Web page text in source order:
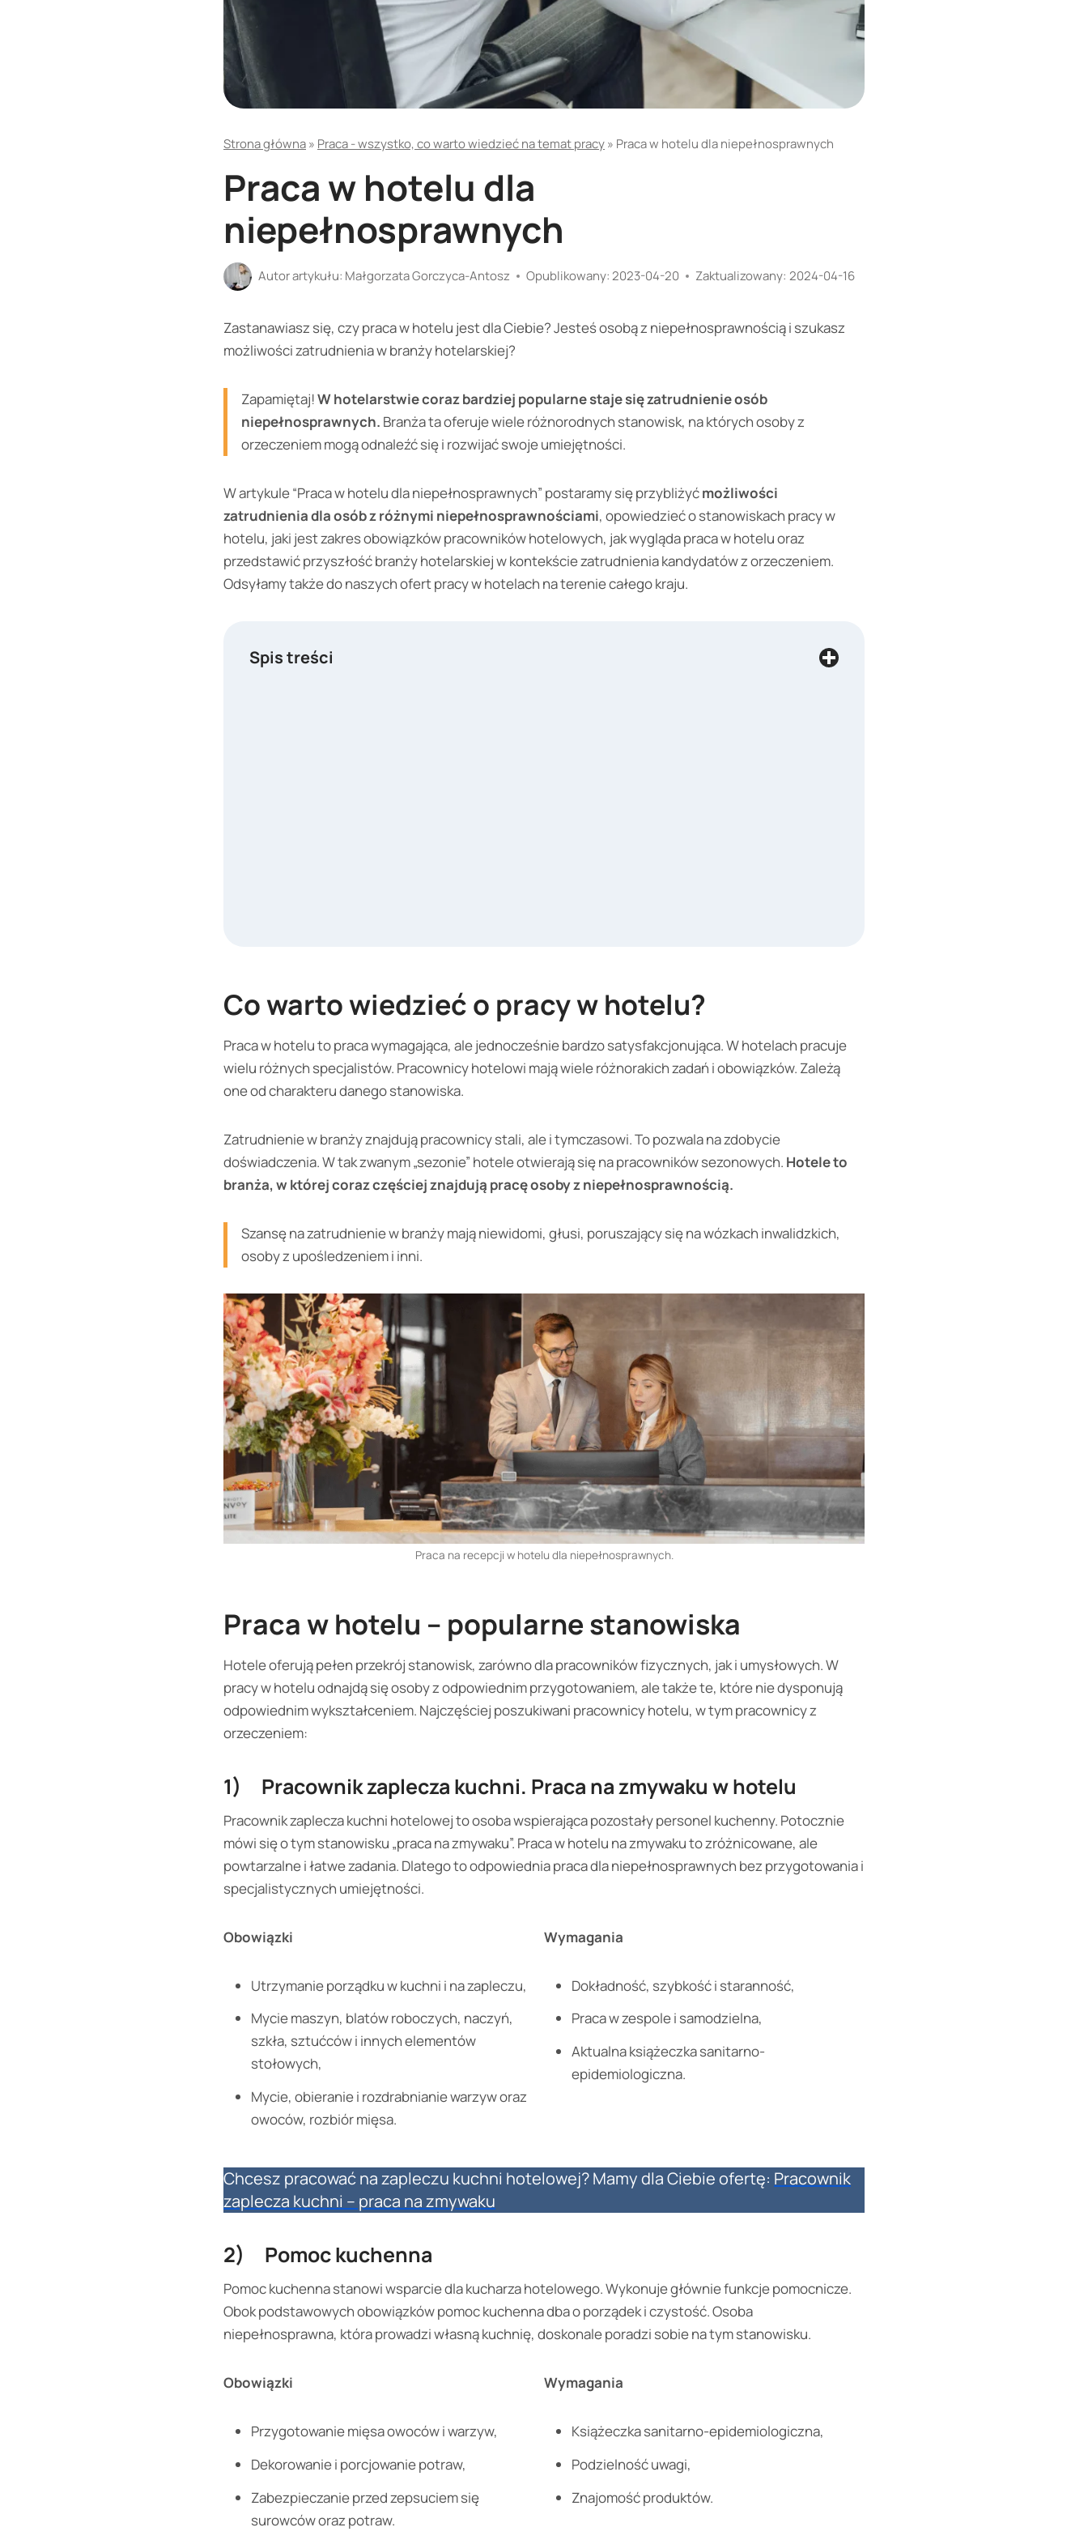
Strona główna» Praca - wszystko, co warto wiedzieć na temat pracy» Praca w hotelu dla niepełnosprawnych
Praca w hotelu dla
niepełnosprawnych
Autor artykułu: Małgorzata Gorczyca-Antosz Opublikowany: 2023-04-20 Zaktualizowany: 2024-04-16
Zastanawiasz się, czy praca w hotelu jest dla Ciebie? Jesteś osobą z niepełnosprawnością i szukasz
możliwości zatrudnienia w branży hotelarskiej?
Zapamiętaj!W hotelarstwie coraz bardziej popularne staje się zatrudnienie osób
niepełnosprawnych. Branża ta oferuje wiele różnorodnych stanowisk, na których osoby z
orzeczeniem mogą odnaleźć się i rozwijać swoje umiejętności.
W artykule “Praca w hotelu dla niepełnosprawnych” postaramy się przybliżyćmożliwości
zatrudnienia dla osób z różnymi niepełnosprawnościami, opowiedzieć o stanowiskach pracy w
hotelu, jaki jest zakres obowiązków pracowników hotelowych, jak wygląda praca w hotelu oraz
przedstawić przyszłość branży hotelarskiej w kontekście zatrudnienia kandydatów z orzeczeniem.
Odsyłamy także do naszych ofert pracy w hotelach na terenie całego kraju.
Spis treści
Co warto wiedzieć o pracy w hotelu?
Praca w hotelu to praca wymagająca, ale jednocześnie bardzo satysfakcjonująca. W hotelach pracuje
wielu różnych specjalistów. Pracownicy hotelowi mają wiele różnorakich zadań i obowiązków. Zależą
one od charakteru danego stanowiska.
Zatrudnienie w branży znajdują pracownicy stali, ale i tymczasowi. To pozwala na zdobycie
doświadczenia. W tak zwanym „sezonie” hotele otwierają się na pracowników sezonowych. Hotele to
branża, w której coraz częściej znajdują pracę osoby z niepełnosprawnością.
Szansę na zatrudnienie w branży mają niewidomi, głusi, poruszający się na wózkach inwalidzkich,
osoby z upośledzeniem i inni.
Praca na recepcji w hotelu dla niepełnosprawnych.
Praca w hotelu – popularne stanowiska
Hotele oferują pełen przekrój stanowisk, zarówno dla pracowników fizycznych, jak i umysłowych. W
pracy w hotelu odnajdą się osoby z odpowiednim przygotowaniem, ale także te, które nie dysponują
odpowiednim wykształceniem. Najczęściej poszukiwani pracownicy hotelu, w tym pracownicy z
orzeczeniem:
1) Pracownik zaplecza kuchni. Praca na zmywaku w hotelu
Pracownik zaplecza kuchni hotelowej to osoba wspierająca pozostały personel kuchenny. Potocznie
mówi się o tym stanowisku „praca na zmywaku”. Praca w hotelu na zmywaku to zróżnicowane, ale
powtarzalne i łatwe zadania. Dlatego to odpowiednia praca dla niepełnosprawnych bez przygotowania i
specjalistycznych umiejętności.
Obowiązki
Utrzymanie porządku w kuchni i na zapleczu,
Mycie maszyn, blatów roboczych, naczyń,
szkła, sztućców i innych elementów
stołowych,
Mycie, obieranie i rozdrabnianie warzyw oraz
owoców, rozbiór mięsa.
Wymagania
Dokładność, szybkość i staranność,
Praca w zespole i samodzielna,
Aktualna książeczka sanitarno-
epidemiologiczna.
Chcesz pracować na zapleczu kuchni hotelowej? Mamy dla Ciebie ofertę: Pracownik
zaplecza kuchni – praca na zmywaku
2) Pomoc kuchenna
Pomoc kuchenna stanowi wsparcie dla kucharza hotelowego. Wykonuje głównie funkcje pomocnicze.
Obok podstawowych obowiązków pomoc kuchenna dba o porządek i czystość. Osoba
niepełnosprawna, która prowadzi własną kuchnię, doskonale poradzi sobie na tym stanowisku.
Obowiązki
Przygotowanie mięsa owoców i warzyw,
Dekorowanie i porcjowanie potraw,
Zabezpieczanie przed zepsuciem się
surowców oraz potraw.
Wymagania
Książeczka sanitarno-epidemiologiczna,
Podzielność uwagi,
Znajomość produktów.